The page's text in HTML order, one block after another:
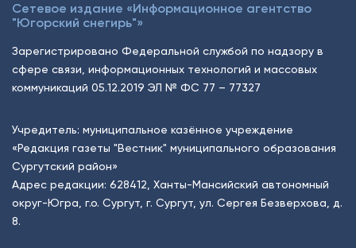
Сетевое издание «Информационное агентство
"Югорский снегирь"»
Зарегистрировано Федеральной службой по надзору в
сфере связи, информационных технологий и массовых
коммуникаций 05.12.2019 ЭЛ № ФС 77 – 77327
Учредитель: муниципальное казённое учреждение
«Редакция газеты "Вестник" муниципального образования
Сургутский район»
Адрес редакции: 628412, Ханты-Мансийский автономный
округ-Югра, г.о. Сургут, г. Сургут, ул. Сергея Безверхова, д.
8.